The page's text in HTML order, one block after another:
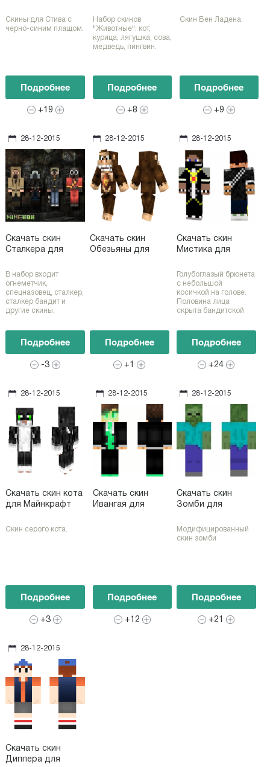
Скины для Стива с
черно-синим плащом.
Подробнее
+19
Набор скинов
"Животные": кот,
курица, лягушка, сова,
медведь, пингвин.
Подробнее
+8
Скин Бен Ладена.
Подробнее
+9
28-12-2015
Скачать скин
Сталкера для
В набор входит
огнеметчик,
спецназовец, сталкер,
сталкер бандит и
другие скины.
Подробнее
-3
28-12-2015
Скачать скин
Обезьяны для
Подробнее
+1
28-12-2015
Скачать скин
Мистика для
Голубоглазый брюнета
с небольшой
косичкой на голове.
Половина лица
скрыта бандитской
Подробнее
+24
28-12-2015
Скачать скин кота
для Майнкрафт
Скин серого кота.
Подробнее
+3
28-12-2015
Скачать скин
Ивангая для
Подробнее
+12
28-12-2015
Скачать скин
Зомби для
Модифицированный
скин зомби
Подробнее
+21
28-12-2015
Скачать скин
Диппера для